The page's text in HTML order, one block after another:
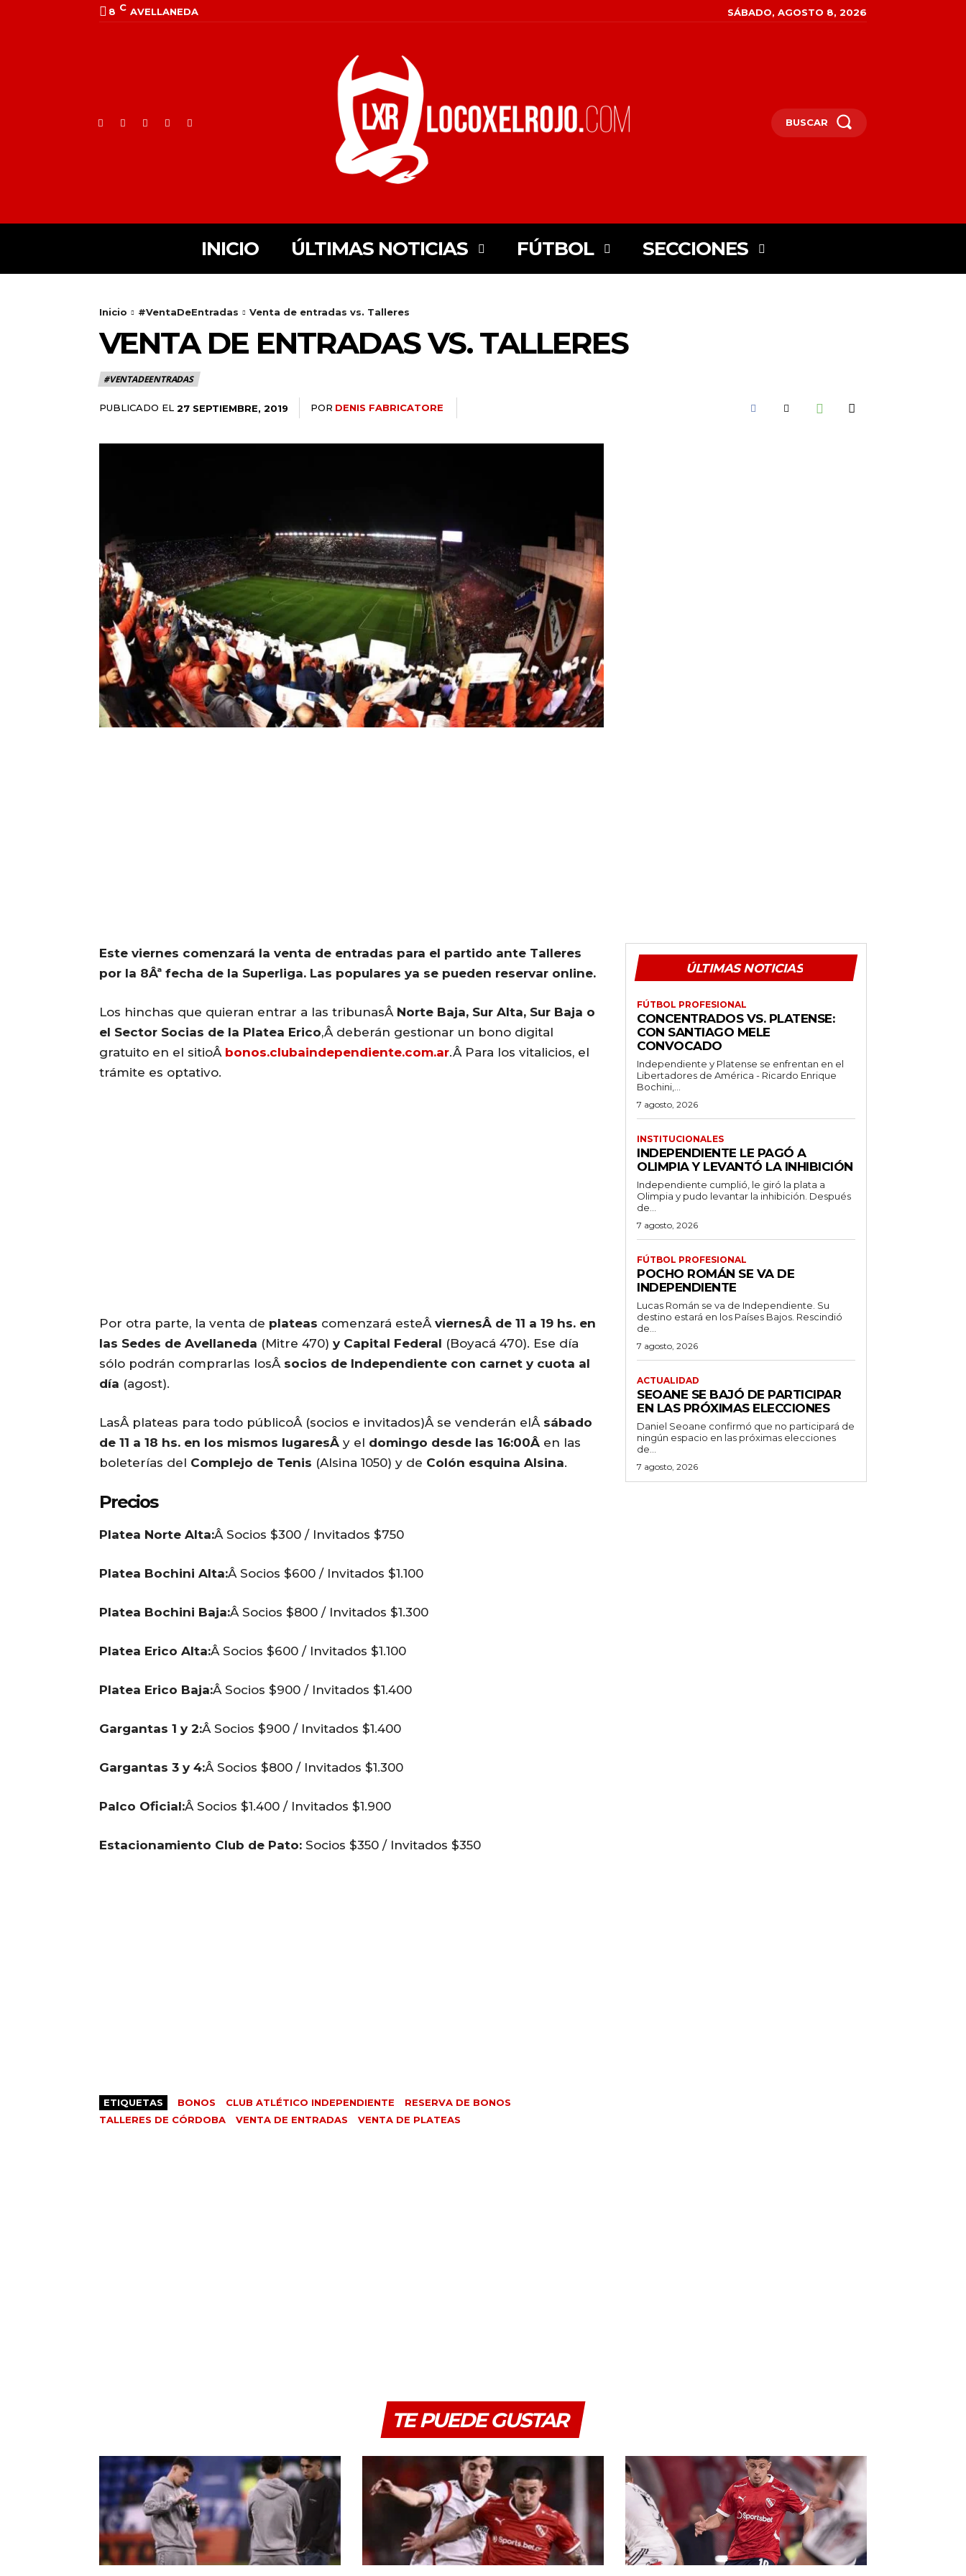
8 C AVELLANEDA SÁBADO, AGOSTO 8, 2026
BUSCAR
INICIO ÚLTIMAS NOTICIAS FÚTBOL SECCIONES
Inicio #VentaDeEntradas Venta de entradas vs. Talleres
VENTA DE ENTRADAS VS. TALLERES
#VENTADEENTRADAS
PUBLICADO EL 27 SEPTIEMBRE, 2019 POR DENIS FABRICATORE
Este viernes comenzará la venta de entradas para el partido ante Talleres
por la 8Âª fecha de la Superliga. Las populares ya se pueden reservar online.
Los hinchas que quieran entrar a las tribunasÂ Norte Baja, Sur Alta, Sur Baja o
el Sector Socias de la Platea Erico,Â deberán gestionar un bono digital
gratuito en el sitioÂ bonos.clubaindependiente.com.ar.Â Para los vitalicios, el
trámite es optativo.
Por otra parte, la venta de plateas comenzará esteÂ viernesÂ de 11 a 19 hs. en
las Sedes de Avellaneda (Mitre 470) y Capital Federal (Boyacá 470). Ese día
sólo podrán comprarlas losÂ socios de Independiente con carnet y cuota al
día (agost).
LasÂ plateas para todo públicoÂ (socios e invitados)Â se venderán elÂ sábado
de 11 a 18 hs. en los mismos lugaresÂ y el domingo desde las 16:00Â en las
boleterías del Complejo de Tenis (Alsina 1050) y de Colón esquina Alsina.
Precios
Platea Norte Alta:Â Socios $300 / Invitados $750
Platea Bochini Alta:Â Socios $600 / Invitados $1.100
Platea Bochini Baja:Â Socios $800 / Invitados $1.300
Platea Erico Alta:Â Socios $600 / Invitados $1.100
Platea Erico Baja:Â Socios $900 / Invitados $1.400
Gargantas 1 y 2:Â Socios $900 / Invitados $1.400
Gargantas 3 y 4:Â Socios $800 / Invitados $1.300
Palco Oficial:Â Socios $1.400 / Invitados $1.900
Estacionamiento Club de Pato: Socios $350 / Invitados $350
ETIQUETAS BONOS CLUB ATLÉTICO INDEPENDIENTE
RESERVA DE BONOS
TALLERES DE CÓRDOBA
VENTA DE ENTRADAS VENTA DE PLATEAS
ÚLTIMAS NOTICIAS
FÚTBOL PROFESIONAL
CONCENTRADOS VS. PLATENSE:
CON SANTIAGO MELE
CONVOCADO
Independiente y Platense se enfrentan en el
Libertadores de América - Ricardo Enrique
Bochini,...
7 agosto, 2026
INSTITUCIONALES
INDEPENDIENTE LE PAGÓ A
OLIMPIA Y LEVANTÓ LA INHIBICIÓN
Independiente cumplió, le giró la plata a
Olimpia y pudo levantar la inhibición. Después
de...
7 agosto, 2026
FÚTBOL PROFESIONAL
POCHO ROMÁN SE VA DE
INDEPENDIENTE
Lucas Román se va de Independiente. Su
destino estará en los Países Bajos. Rescindió
de...
7 agosto, 2026
ACTUALIDAD
SEOANE SE BAJÓ DE PARTICIPAR
EN LAS PRÓXIMAS ELECCIONES
Daniel Seoane confirmó que no participará de
ningún espacio en las próximas elecciones
de...
7 agosto, 2026
TE PUEDE GUSTAR